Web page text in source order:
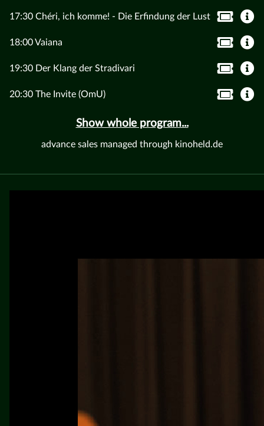
17:30 Chéri, ich komme! - Die Erfindung der Lust
18:00 Vaiana
19:30 Der Klang der Stradivari
20:30 The Invite (OmU)
Show whole program...
advance sales managed through kinoheld.de